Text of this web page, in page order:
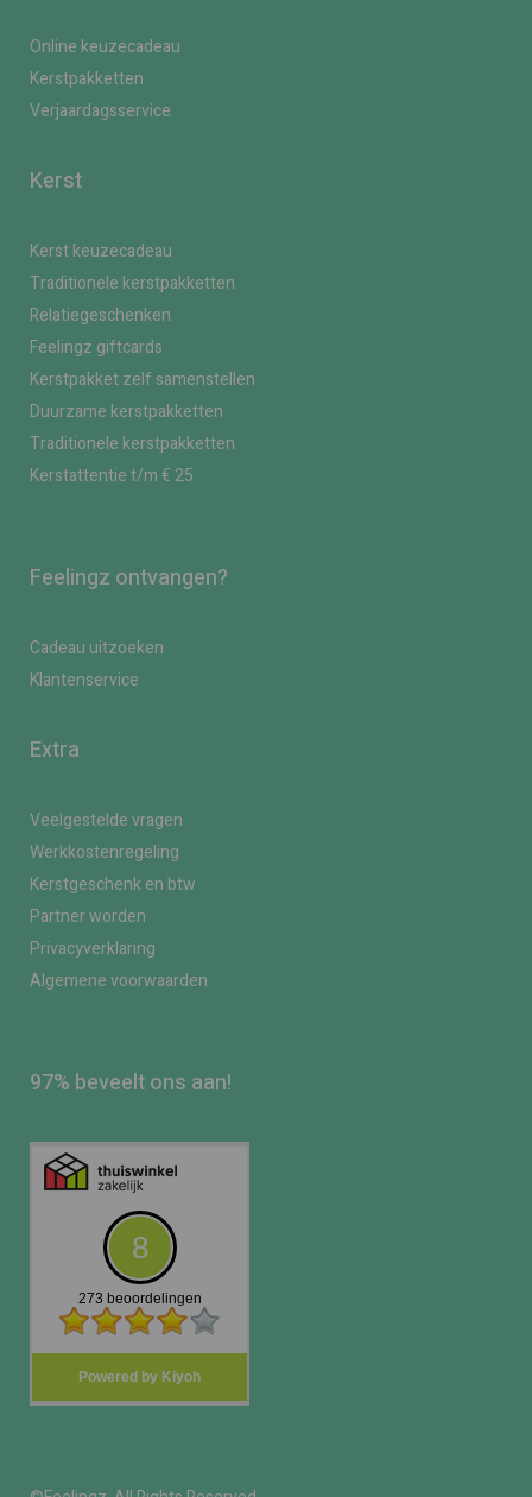
Online keuzecadeau
Kerstpakketten
Verjaardagsservice
Kerst
Kerst keuzecadeau
Traditionele kerstpakketten
Relatiegeschenken
Feelingz giftcards
Kerstpakket zelf samenstellen
Duurzame kerstpakketten
Traditionele kerstpakketten
Kerstattentie t/m € 25
Feelingz ontvangen?
Cadeau uitzoeken
Klantenservice
Extra
Veelgestelde vragen
Werkkostenregeling
Kerstgeschenk en btw
Partner worden
Privacyverklaring
Algemene voorwaarden
97% beveelt ons aan!